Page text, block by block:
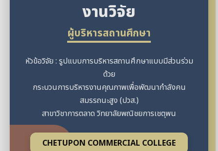
งานวิจัย
ผู้บริหารสถานศึกษา
หัวข้อวิจัย : รูปแบบการบริหารสถานศึกษาแบบมีส่วนร่วม
ด้วย
กระบวนการบริหารงานคุณภาพเพื่อพัฒนากำลังคน
สมรรถนะสูง (ปวส.)
สาขาวิชาการตลาด วิทยาลัยพณิชยการเชตุพน
CHETUPON COMMERCIAL COLLEGE